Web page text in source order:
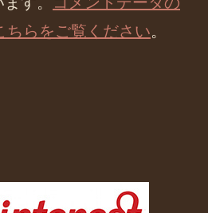
ちらをご覧ください。